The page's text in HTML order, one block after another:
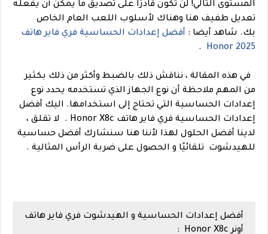
المستوى التالي! لن تكون قادرًا على تصديق ما يمكن أن يفعله
تعديل طفيف هنا وهناك لأسلوب اللعب العام الخاص
بك. شاهد أيضا : أفضل إعدادات الحساسية فري فاير هاتف
Honor 2025
.
في هذه المقالة ، نناقش ذلك بالضبط وأكثر من ذلك بكثير
من المهم ملاحظة أن نوع الجهاز الذي تستخدمه يحدد نوع
إعدادات الحساسية التي تحتاج إلى استخدامها. اليك أفضل
إعدادات الحساسية فري فاير هاتف Honor X8c . لا تقلق ،
لدينا أفضل الحلول لهذا لأننا هنا سنشارك أفضل حساسية
للهيدشوت تلقائيًا و الحصول على ضربة الرأس المثالية .
أفضل إعدادات الحساسية و الهيدشوت فري فاير هاتف
أونر Honor X8c :